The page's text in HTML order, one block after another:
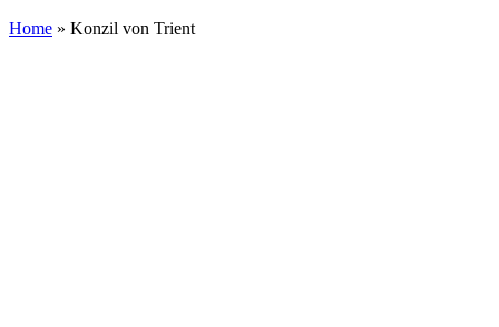
Home » Konzil von Trient